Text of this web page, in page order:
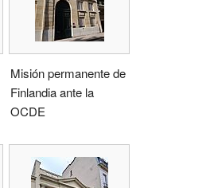
Misión permanente de
Finlandia ante la
OCDE